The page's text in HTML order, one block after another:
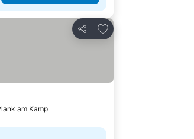
Partager
Ajouter à mes favoris
am Kamp